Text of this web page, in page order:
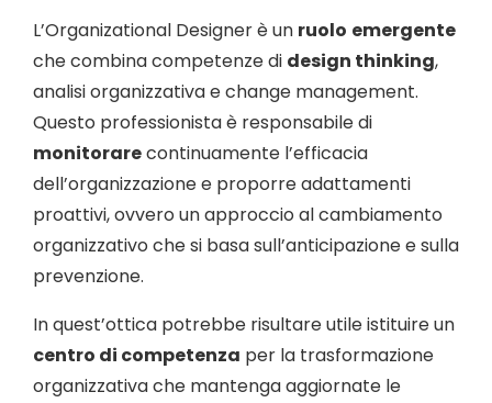
L’Organizational Designer è un ruolo emergente
che combina competenze di design thinking,
analisi organizzativa e change management.
Questo professionista è responsabile di
monitorarecontinuamente l’efficacia
dell’organizzazione e proporre adattamenti
proattivi, ovvero un approccio al cambiamento
organizzativo che si basa sull’anticipazione e sulla
prevenzione.
In quest’ottica potrebbe risultare utile istituire un
centro di competenza per la trasformazione
organizzativa che mantenga aggiornate le